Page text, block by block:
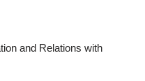
and Relations with